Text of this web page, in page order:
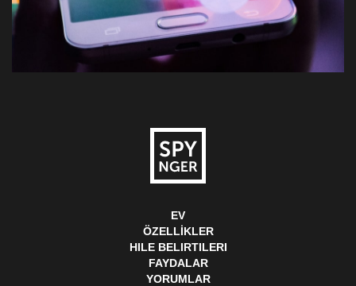
EV
ÖZELLIKLER
HILE BELIRTILERI
FAYDALAR
YORUMLAR